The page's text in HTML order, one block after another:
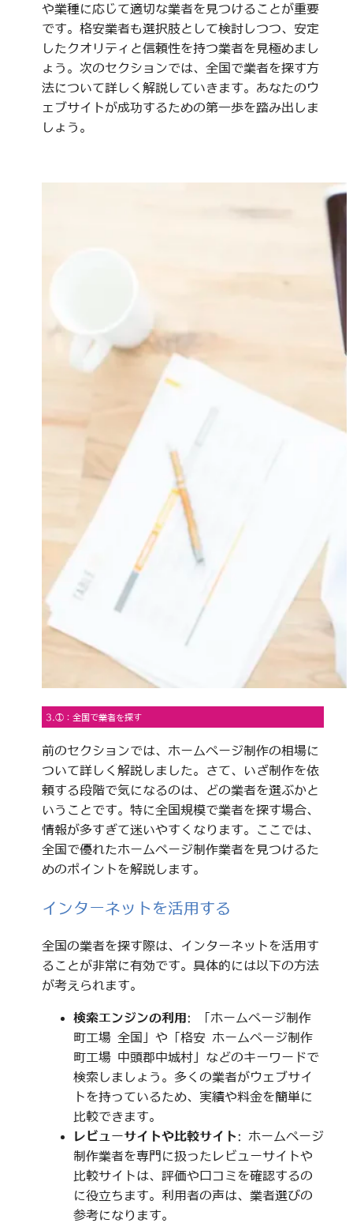
や業種に応じて適切な業者を見つけることが重要
です。格安業者も選択肢として検討しつつ、安定
したクオリティと信頼性を持つ業者を見極めまし
ょう。次のセクションでは、全国で業者を探す方
法について詳しく解説していきます。あなたのウ
ェブサイトが成功するための第一歩を踏み出しま
しょう。
3.①：全国で業者を探す
前のセクションでは、ホームページ制作の相場に
ついて詳しく解説しました。さて、いざ制作を依
頼する段階で気になるのは、どの業者を選ぶかと
いうことです。特に全国規模で業者を探す場合、
情報が多すぎて迷いやすくなります。ここでは、
全国で優れたホームページ制作業者を見つけるた
めのポイントを解説します。
インターネットを活用する
全国の業者を探す際は、インターネットを活用す
ることが非常に有効です。具体的には以下の方法
が考えられます。
検索エンジンの利用 : 「ホームページ制作
町工場 全国」や「格安 ホームページ制作
町工場 中頭郡中城村」などのキーワードで
検索しましょう。多くの業者がウェブサイ
トを持っているため、実績や料金を簡単に
比較できます。
レビューサイトや比較サイト: ホームページ
制作業者を専門に扱ったレビューサイトや
比較サイトは、評価や口コミを確認するの
に役立ちます。利用者の声は、業者選びの
参考になります。